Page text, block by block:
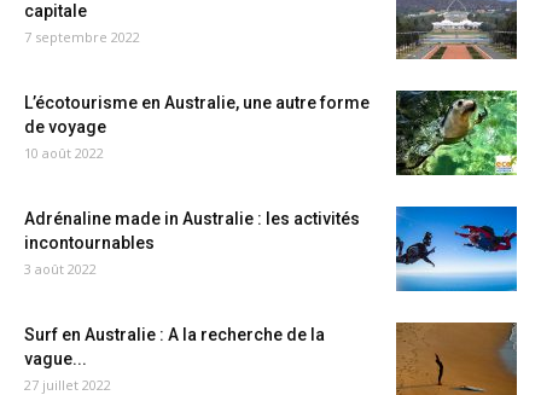
capitale
7 septembre 2022
L’écotourisme en Australie, une autre forme
de voyage
10 août 2022
Adrénaline made in Australie : les activités
incontournables
3 août 2022
Surf en Australie : A la recherche de la
vague...
27 juillet 2022